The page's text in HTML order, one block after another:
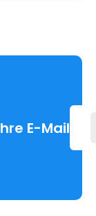
E-Mail